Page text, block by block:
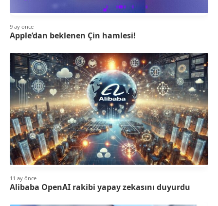
9 ay önce
Apple’dan beklenen Çin hamlesi!
11 ay önce
Alibaba OpenAI rakibi yapay zekasını duyurdu